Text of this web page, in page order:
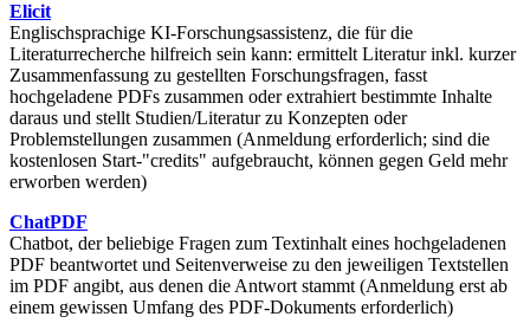
Elicit
Englischsprachige KI-Forschungsassistenz, die für die
Literaturrecherche hilfreich sein kann: ermittelt Literatur inkl. kurzer
Zusammenfassung zu gestellten Forschungsfragen, fasst
hochgeladene PDFs zusammen oder extrahiert bestimmte Inhalte
daraus und stellt Studien/Literatur zu Konzepten oder
Problemstellungen zusammen (Anmeldung erforderlich; sind die
kostenlosen Start-"credits" aufgebraucht, können gegen Geld mehr
erworben werden)
ChatPDF
Chatbot, der beliebige Fragen zum Textinhalt eines hochgeladenen
PDF beantwortet und Seitenverweise zu den jeweiligen Textstellen
im PDF angibt, aus denen die Antwort stammt (Anmeldung erst ab
einem gewissen Umfang des PDF-Dokuments erforderlich)